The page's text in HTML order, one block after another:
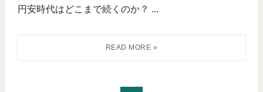
円安時代はどこまで続くのか？ ...